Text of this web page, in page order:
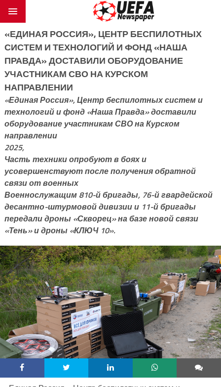
«ЕДИНАЯ РОССИЯ», ЦЕНТР БЕСПИЛОТНЫХ
СИСТЕМ И ТЕХНОЛОГИЙ И ФОНД «НАША
ПРАВДА» ДОСТАВИЛИ ОБОРУДОВАНИЕ
УЧАСТНИКАМ СВО НА КУРСКОМ
НАПРАВЛЕНИИ
«Единая Россия», Центр беспилотных систем и
технологий и фонд «Наша Правда» доставили
оборудование участникам СВО на Курском
направлении
2025,
Часть техники опробуют в боях и
усовершенствуют после получения обратной
связи от военных
Военнослужащим 810-й бригады, 76-й гвардейской
десантно-штурмовой дивизии и 11-й бригады
передали дроны «Скворец» на базе новой связи
«Тень» и дроны «КЛЮЧ 10».